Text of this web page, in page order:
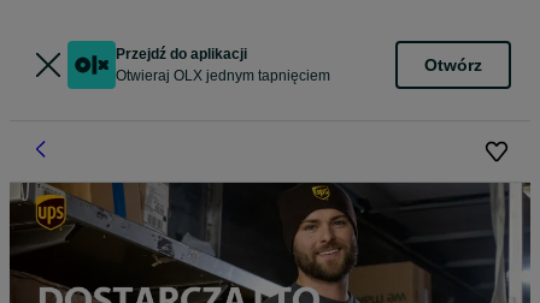
Przejdź do aplikacji
Otwieraj OLX jednym tapnięciem
Otwórz